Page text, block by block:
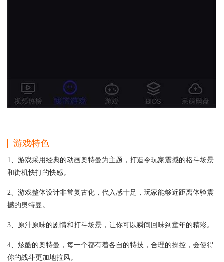
游戏特色
1、游戏采用经典的动画奥特曼为主题，打造令玩家震撼的格斗场景
和街机快打的快感。
2、游戏整体设计非常复古化，代入感十足，玩家能够近距离体验震
撼的奥特曼。
3、原汁原味的剧情和打斗场景，让你可以瞬间回味到童年的精彩。
4、炫酷的奥特曼，每一个都有着各自的特技，合理的操控，会使得
你的战斗更加地拉风。